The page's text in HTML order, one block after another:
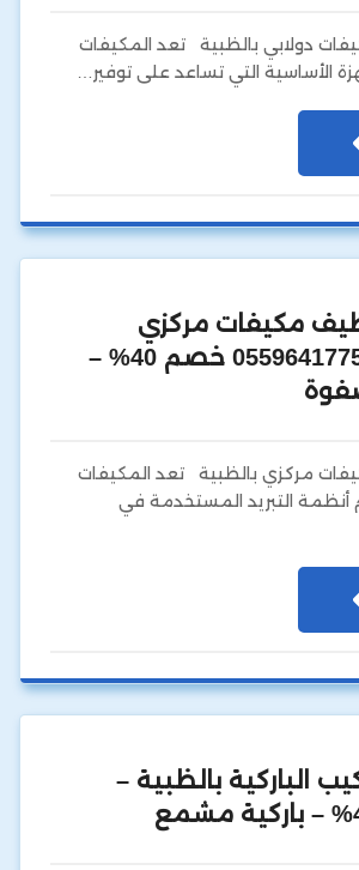
دولابي بالظبية تعد المكيفات
الأساسية التي تساعد على توفير…
مكيفات مركزي
بالظبية 0559641775 خصم 40% –
مركزي بالظبية تعد المكيفات
أنظمة التبريد المستخدمة في
الباركية بالظبية –